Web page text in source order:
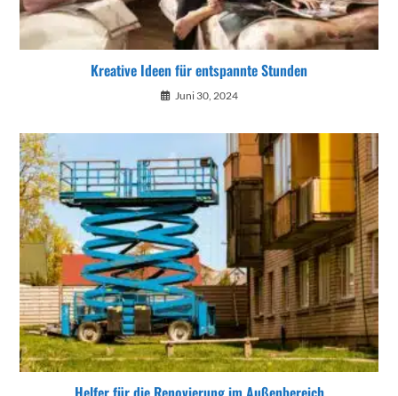
Kreative Ideen für entspannte Stunden
Juni 30, 2024